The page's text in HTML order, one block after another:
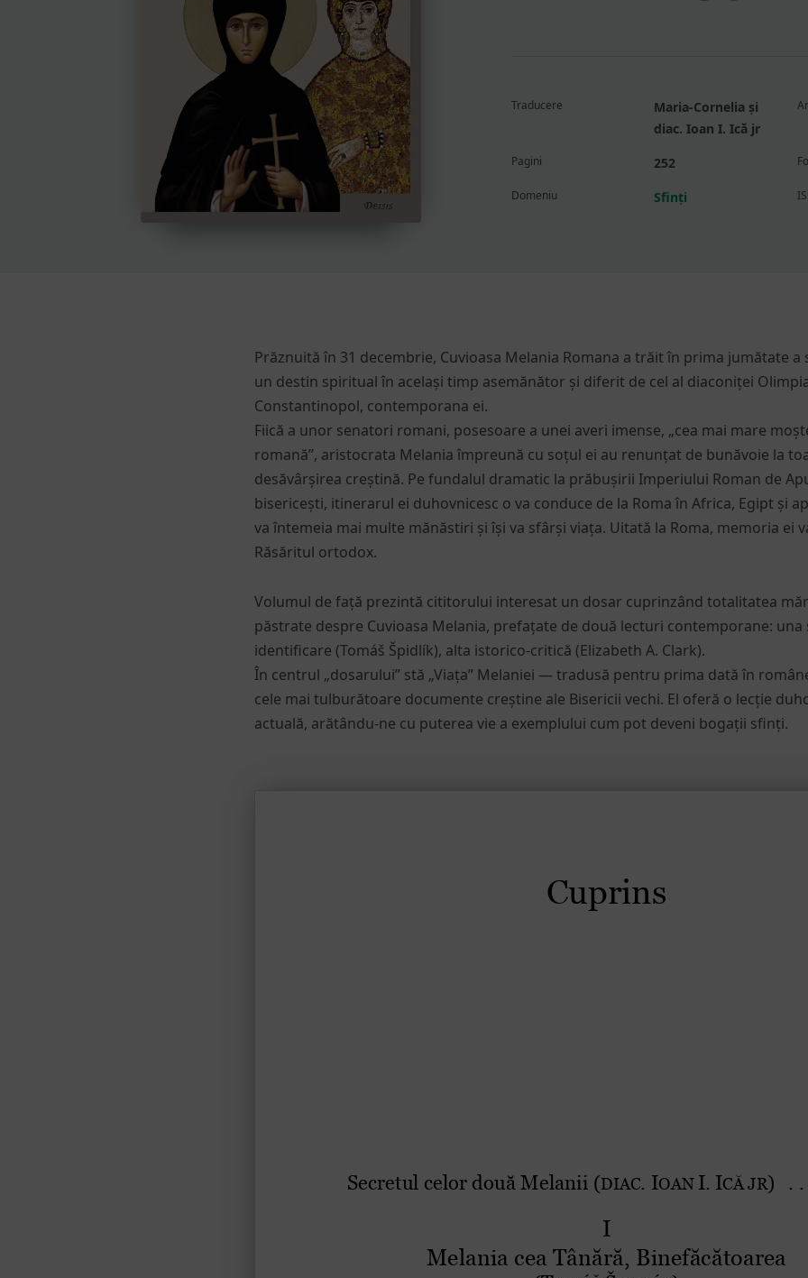
Traducere
Maria-Cornelia și
diac. Ioan I. Ică jr
Pagini 252
Domeniu Sfinți
Prăznuită în 31 decembrie, Cuvioasa Melania Romana a trăit în prima jumătate a
un destin spiritual în același timp asemănător și diferit de cel al diaconiței
Constantinopol, contemporana ei.
Fiică a unor senatori romani, posesoare a unei averi imense, „cea mai mare
romană”, aristocrata Melania împreună cu soțul ei au renunțat de bunăvoie la
desăvârșirea creștină. Pe fundalul dramatic la prăbușirii Imperiului Roman de
bisericești, itinerarul ei duhovnicesc o va conduce de la Roma în Africa, Egipt și
va întemeia mai multe mănăstiri și își va sfârși viața. Uitată la Roma, memoria ei
Răsăritul ortodox.
Volumul de față prezintă cititorului interesat un dosar cuprinzând totalitatea
păstrate despre Cuvioasa Melania, prefațate de două lecturi contemporane: una
identificare (Tomáš Špidlík), alta istorico-critică (Elizabeth A. Clark).
În centrul „dosarului” stă „Viața” Melaniei — tradusă pentru prima dată în
cele mai tulburătoare documente creștine ale Bisericii vechi. El oferă o lecție
actuală, arătându-ne cu puterea vie a exemplului cum pot deveni bogații sfinți.